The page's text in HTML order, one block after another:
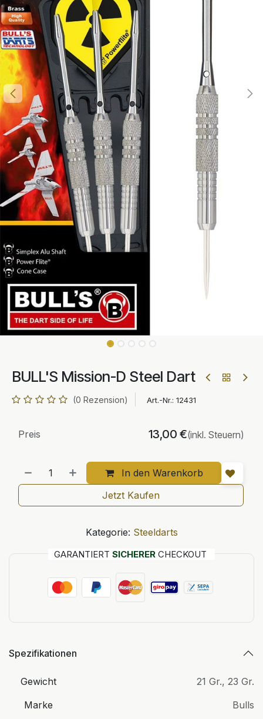
BULL'S Mission-D Steel Dart
(0 Rezension) Art.-Nr.: 12431
In den Warenkorb
Preis 13,00 €(inkl. Steuern)
Jetzt Kaufen
Kategorie: Steeldarts
GARANTIERT SICHERER CHECKOUT
Spezifikationen
Gewicht 21 Gr., 23 Gr.
Marke
Bulls